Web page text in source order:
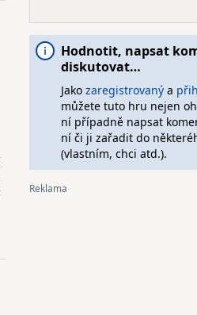
Hodnotit, napsat
diskutovat…
Jako zaregistrovanýa
můžete tuto hru nejen
ní případně napsat
ní či ji zařadit do
(vlastním, chci atd.).